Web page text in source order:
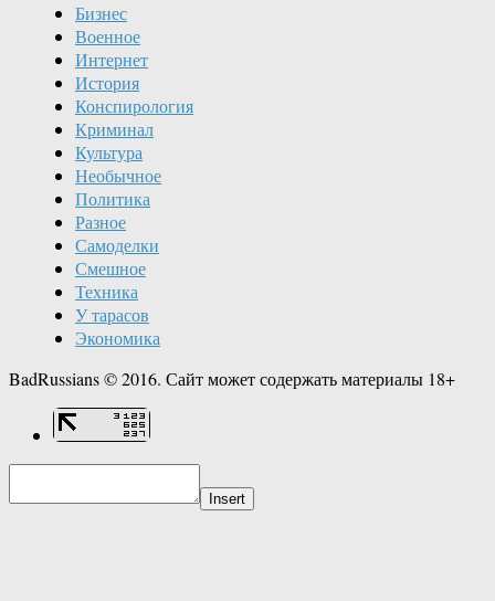
Бизнес
Военное
Интернет
История
Конспирология
Криминал
Культура
Необычное
Политика
Разное
Самоделки
Смешное
Техника
У тарасов
Экономика
BadRussians © 2016. Сайт может содержать материалы 18+
Insert